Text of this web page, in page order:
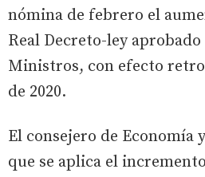
nómina de febrero el
Real Decreto-ley
Ministros, con efecto
de 2020.
El consejero de Economía
que se aplica el